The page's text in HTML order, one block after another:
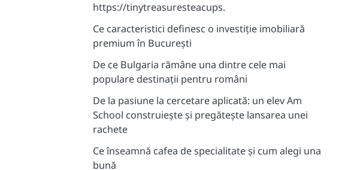
https://tinytreasuresteacups.
Ce caracteristici definesc o investiție imobiliară
premium în București
De ce Bulgaria rămâne una dintre cele mai
populare destinații pentru români
De la pasiune la cercetare aplicată: un elev Am
School construiește și pregătește lansarea unei
rachete
Ce înseamnă cafea de specialitate și cum alegi una
bună